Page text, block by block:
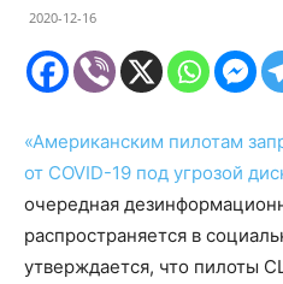
2020-12-16
«Американским пилотам
от COVID-19 под угрозой
очередная
распространяется в
утверждается, что пилоты